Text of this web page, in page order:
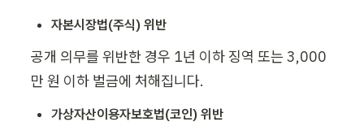
자본시장법(주식) 위반
공개 의무를 위반한 경우 1년 이하 징역 또는 3,000
만 원 이하 벌금에 처해집니다.
가상자산이용자보호법(코인) 위반